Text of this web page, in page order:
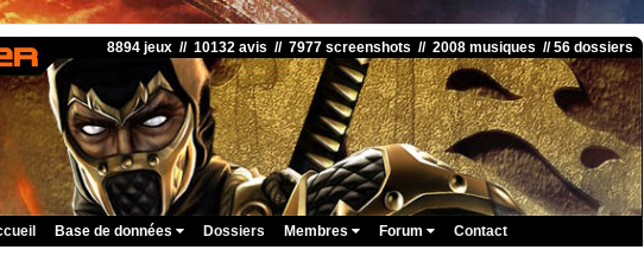
8894 jeux // 10132 avis // 7977 screenshots // 2008 musiques // 56 dossiers
Base de données Dossiers Membres Forum Contact